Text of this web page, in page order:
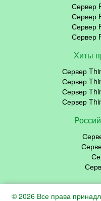
Сервер
Сервер
Сервер
Сервер
Хиты
Сервер
Сервер
Сервер
Сервер
© 2026 Все права